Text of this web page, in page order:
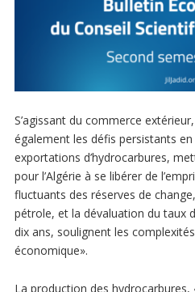
S’agissant du commerce
également les défis persistants
exportations d’hydrocarbures,
pour l’Algérie à se libérer de
fluctuants des réserves de
pétrole, et la dévaluation du taux
dix ans, soulignent les
économique».
La production des hydrocarbures,